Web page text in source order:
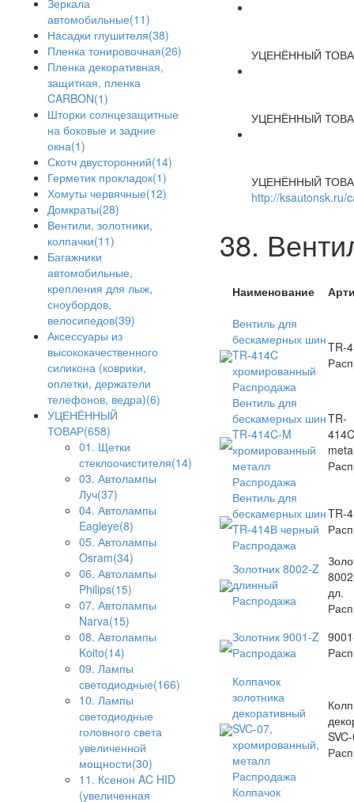
Зеркала
автомобильные(11)
Насадки глушителя(38)
Пленка тонировочная(26)
Пленка декоративная,
защитная, пленка
CARBON(1)
Шторки солнцезащитные
на боковые и задние
окна(1)
Скотч двусторонний(14)
Герметик прокладок(1)
Хомуты червячные(12)
Домкраты(28)
Вентили, золотники,
колпачки(11)
Багажники
автомобильные,
крепления для лыж,
сноубордов,
велосипедов(39)
Аксессуары из
высококачественного
силикона (коврики,
оплетки, держатели
телефонов, ведра)(6)
УЦЕНЁННЫЙ
ТОВАР(658)
01. Щетки
стеклоочистителя(14)
03. Автолампы
Луч(37)
04. Автолампы
Eagleye(8)
05. Автолампы
Osram(34)
06. Автолампы
Philips(15)
07. Автолампы
Narva(15)
08. Автолампы
Koito(14)
09. Лампы
светодиодные(166)
10. Лампы
светодиодные
головного света
увеличенной
мощности(30)
11. Ксенон AC HID
(увеличенная
УЦЕНЁННЫЙ
УЦЕНЁННЫЙ
УЦЕНЁННЫЙ
http://ksautonsk.ru/
38.
Наименование
Вентиль для
бескамерных шин
TR-414C
хромированный
Распродажа
TR-
Вентиль для
бескамерных шин
TR-414C-M
хромированный
металл
Распродажа
TR-
Вентиль для
бескамерных шин
TR-414В черный
Распродажа
TR-
Золотник 8002-Z
длинный
Распродажа
дл.
Золотник 9001-Z
Распродажа
Колпачок
золотника
декоративный
SVC-07,
хромированный,
металл
Распродажа
Колпачок